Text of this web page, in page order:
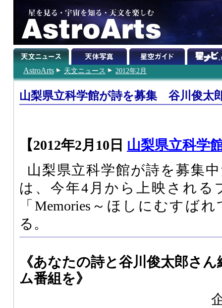
AstroArts 天文ニュース 2012年2月
山梨県立科学館が詩を募集 谷川俊太
【2012年2月10日 山梨県立科学
山梨県立科学館が詩を募集
は、今年4月から上映される
「Memories～ほしにむすば
る。
《あなたの詩と谷川俊太郎さ
ム番組を》